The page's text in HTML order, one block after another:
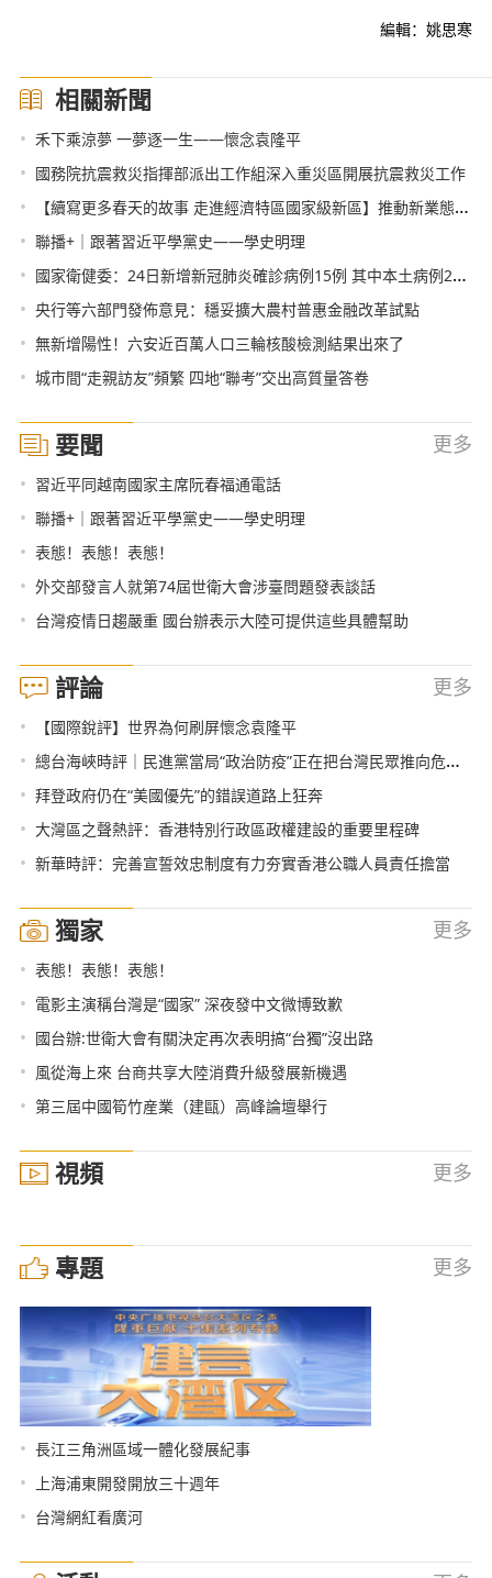
編輯：姚思寒
相關新聞
• 禾下乘涼夢 一夢逐一生——懷念袁隆平
• 國務院抗震救災指揮部派出工作組深入重災區開展抗震救災工作
• 【續寫更多春天的故事 走進經濟特區國家級新區】推動新業態發展 蘭州新區商貿服務體系日趨完善
• 聯播+｜跟著習近平學黨史——學史明理
• 國家衛健委：24日新增新冠肺炎確診病例15例 其中本土病例2例均在安徽
• 央行等六部門發佈意見：穩妥擴大農村普惠金融改革試點
• 無新增陽性！六安近百萬人口三輪核酸檢測結果出來了
• 城市間“走親訪友”頻繁 四地“聯考”交出高質量答卷
要聞 更多
• 習近平同越南國家主席阮春福通電話
• 聯播+｜跟著習近平學黨史——學史明理
• 表態！表態！表態！
• 外交部發言人就第74屆世衛大會涉臺問題發表談話
• 台灣疫情日趨嚴重 國台辦表示大陸可提供這些具體幫助
評論 更多
• 【國際銳評】世界為何刷屏懷念袁隆平
• 總台海峽時評｜民進黨當局“政治防疫”正在把台灣民眾推向危險境地
• 拜登政府仍在“美國優先”的錯誤道路上狂奔
• 大灣區之聲熱評：香港特別行政區政權建設的重要里程碑
• 新華時評：完善宣誓效忠制度有力夯實香港公職人員責任擔當
獨家 更多
• 表態！表態！表態！
• 電影主演稱台灣是“國家” 深夜發中文微博致歉
• 國台辦:世衛大會有關決定再次表明搞“台獨”沒出路
• 風從海上來 台商共享大陸消費升級發展新機遇
• 第三屆中國筍竹産業（建甌）高峰論壇舉行
視頻 更多
專題 更多
• 長江三角洲區域一體化發展紀事
• 上海浦東開發開放三十週年
• 台灣網紅看廣河